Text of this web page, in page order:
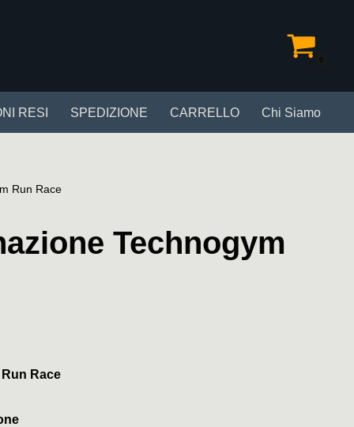
RESI SPEDIZIONE CARRELLO Chi Siamo
Run Race
Technogym
Race